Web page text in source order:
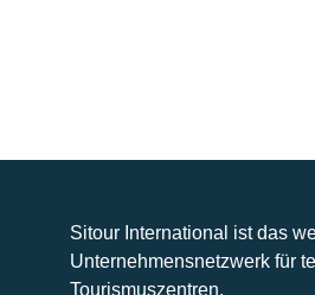
Sitour International ist das
Unternehmensnetzwerk für
Tourismuszentren.